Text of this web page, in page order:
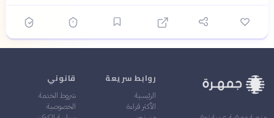
روابط سريعة
الرئيسية
الأكثر قراءة
قانوني
شروط الخدمة
الخصوصية